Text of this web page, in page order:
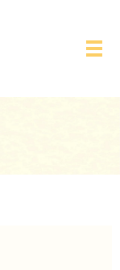
メ